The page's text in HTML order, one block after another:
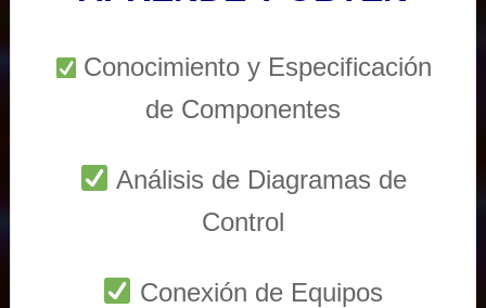
Conocimiento y Especificación
de Componentes
Análisis de Diagramas de
Control
Conexión de Equipos